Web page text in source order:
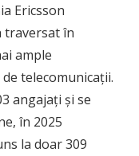
Ericsson
traversat în
ample
telecomunicații.
angajați și se
în 2025
la doar 309